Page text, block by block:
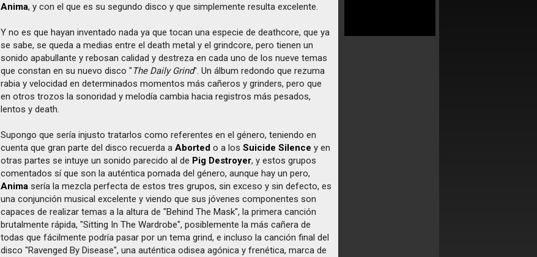
Anima, y con el que es su segundo disco y que simplemente resulta excelente.
Y no es que hayan inventado nada ya que tocan una especie de deathcore, que ya
se sabe, se queda a medias entre el death metal y el grindcore, pero tienen un
sonido apabullante y rebosan calidad y destreza en cada uno de los nueve temas
que constan en su nuevo disco " The Daily Grind". Un álbum redondo que rezuma
rabia y velocidad en determinados momentos más cañeros y grinders, pero que
en otros trozos la sonoridad y melodía cambia hacia registros más pesados,
lentos y death.
Supongo que sería injusto tratarlos como referentes en el género, teniendo en
cuenta que gran parte del disco recuerda aAborted o a losSuicide Silence y en
otras partes se intuye un sonido parecido al de Pig Destroyer, y estos grupos
comentados sí que son la auténtica pomada del género, aunque hay un pero,
Anima sería la mezcla perfecta de estos tres grupos, sin exceso y sin defecto, es
una conjunción musical excelente y viendo que sus jóvenes componentes son
capaces de realizar temas a la altura de "Behind The Mask", la primera canción
brutalmente rápida, "Sitting In The Wardrobe", posiblemente la más cañera de
todas que fácilmente podría pasar por un tema grind, e incluso la canción final del
disco "Ravenged By Disease", una auténtica odisea agónica y frenética, marca de